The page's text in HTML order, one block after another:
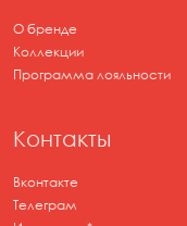
О бренде
Коллекции
Программа лояльности
Контакты
Вконтакте
Телеграм